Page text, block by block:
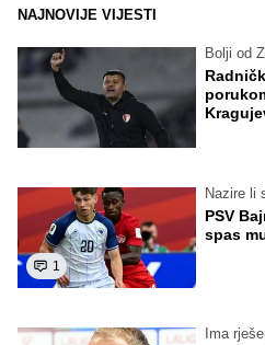
NAJNOVIJE VIJESTI
Bolji od
1
Nazire li
PSV
spas
Ima